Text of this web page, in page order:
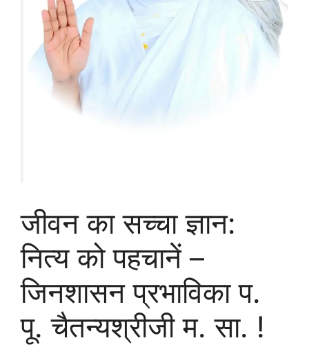
जीवन का सच्चा ज्ञान:
नित्य को पहचानें –
जिनशासन प्रभाविका प.
पू. चैतन्यश्रीजी म. सा. !